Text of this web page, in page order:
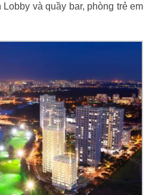
và quầy bar, phòng trẻ em